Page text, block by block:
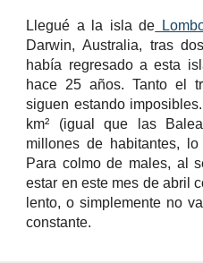
Llegué a la isla de
Darwin, Australia, tras
había regresado a esta
hace 25 años. Tanto el
siguen estando
km² (igual que las
millones de habitantes,
Para colmo de males, al
estar en este mes de abril
lento, o simplemente no
constante.